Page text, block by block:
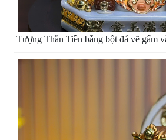
Tượng Thần Tiền bằng bột đá vẽ gấm